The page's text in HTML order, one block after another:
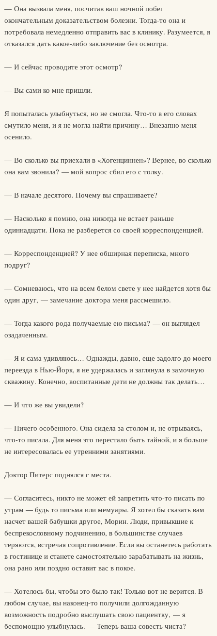
— Она вызвала меня, посчитав ваш ночной побег
окончательным доказательством болезни. Тогда-то она и
потребовала немедленно отправить вас в клинику. Разумеется, я
отказался дать какое-либо заключение без осмотра.
— И сейчас проводите этот осмотр?
— Вы сами ко мне пришли.
Я попыталась улыбнуться, но не смогла. Что-то в его словах
смутило меня, и я не могла найти причину… Внезапно меня
осенило.
— Во сколько вы приехали в «Хогенциннен»? Вернее, во сколько
она вам звонила? — мой вопрос сбил его с толку.
— В начале десятого. Почему вы спрашиваете?
— Насколько я помню, она никогда не встает раньше
одиннадцати. Пока не разберется со своей корреспонденцией.
— Корреспонденцией? У нее обширная переписка, много
подруг?
— Сомневаюсь, что на всем белом свете у нее найдется хотя бы
один друг, — замечание доктора меня рассмешило.
— Тогда какого рода получаемые ею письма? — он выглядел
озадаченным.
— Я и сама удивляюсь… Однажды, давно, еще задолго до моего
переезда в Нью-Йорк, я не удержалась и заглянула в замочную
скважину. Конечно, воспитанные дети не должны так делать…
— И что же вы увидели?
— Ничего особенного. Она сидела за столом и, не отрываясь,
что-то писала. Для меня это перестало быть тайной, и я больше
не интересовалась ее утренними занятиями.
Доктор Питерс поднялся с места.
— Согласитесь, никто не может ей запретить что-то писать по
утрам — будь то письма или мемуары. Я хотел бы сказать вам
насчет вашей бабушки другое, Морин. Люди, привыкшие к
беспрекословному подчинению, в большинстве случаев
теряются, встречая сопротивление. Если вы останетесь работать
в гостинице и станете самостоятельно зарабатывать на жизнь,
она рано или поздно оставит вас в покое.
— Хотелось бы, чтобы это было так! Только вот не верится. В
любом случае, вы наконец-то получили долгожданную
возможность подробно выслушать свою пациентку, — я
беспомощно улыбнулась. — Теперь ваша совесть чиста?